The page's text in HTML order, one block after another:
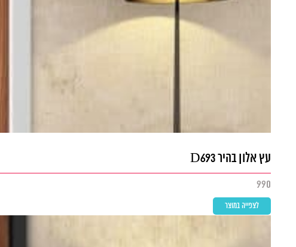
עץ אלון בהיר D693
990
לצפייה במוצר